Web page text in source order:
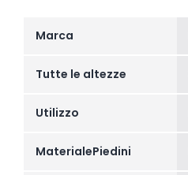
Marca
Tutte le altezze
Utilizzo
MaterialePiedini